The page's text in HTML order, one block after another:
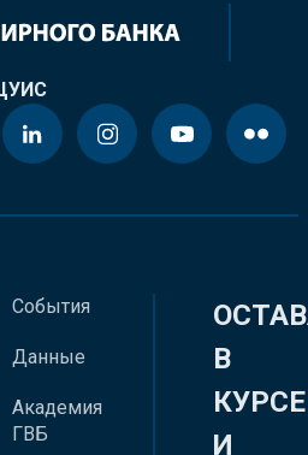
События
Данные
Академия
ГВБ
В
КУРСЕ
И